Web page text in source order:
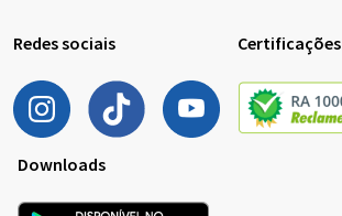
Redes sociais Certificações
Downloads